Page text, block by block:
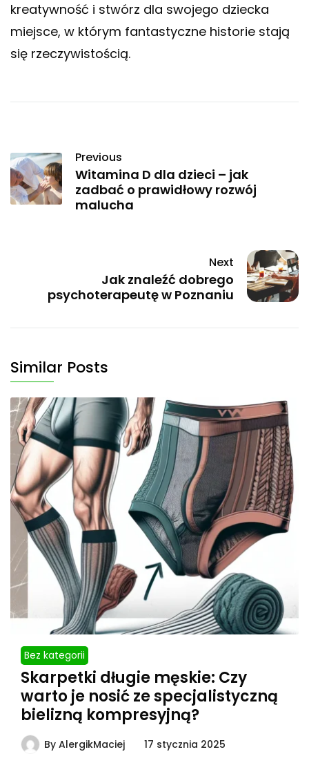
kreatywność i stwórz dla swojego dziecka
miejsce, w którym fantastyczne historie stają
się rzeczywistością.
Previous
Witamina D dla dzieci – jak
zadbać o prawidłowy rozwój
malucha
Next
Jak znaleźć dobrego
psychoterapeutę w Poznaniu
Similar Posts
Bez kategorii
Skarpetki długie męskie: Czy
warto je nosić ze specjalistyczną
bielizną kompresyjną?
By AlergikMaciej 17 stycznia 2025